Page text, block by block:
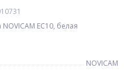
EC10, белая
NOVICAM